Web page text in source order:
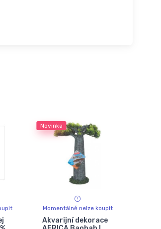
Novinka
Momentálně nelze koupit
Akvarijní dekorace